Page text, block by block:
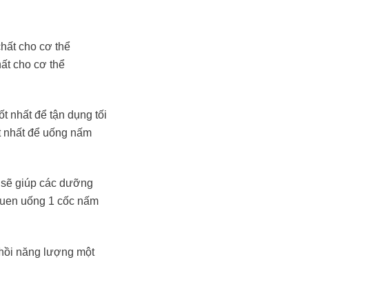
cho cơ thể
nhất để tận dụng tối
để uống nấm
giúp các dưỡng
uống 1 cốc nấm
năng lượng một